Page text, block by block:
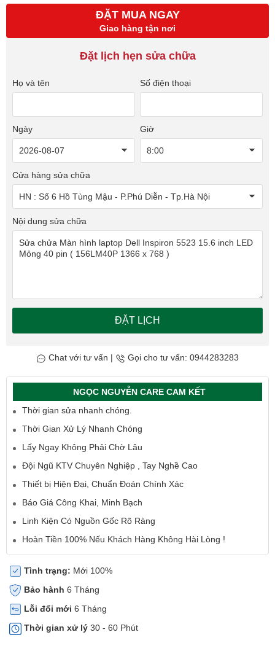
ĐẶT MUA NGAY
Giao hàng tận nơi
Đặt lịch hẹn sửa chữa
Họ và tên Số điện thoại
Ngày Giờ
Cửa hàng sửa chữa
Nội dung sửa chữa
ĐẶT LỊCH
Chat với tư vấn | Gọi cho tư vấn: 0944283283
NGỌC NGUYỄN CARE CAM KẾT
Thời gian sửa nhanh chóng.
Thời Gian Xử Lý Nhanh Chóng
Lấy Ngay Không Phải Chờ Lâu
Đội Ngũ KTV Chuyên Nghiệp , Tay Nghề Cao
Thiết bị Hiện Đại, Chuẩn Đoán Chính Xác
Báo Giá Công Khai, Minh Bạch
Linh Kiện Có Nguồn Gốc Rõ Ràng
Hoàn Tiền 100% Nếu Khách Hàng Không Hài Lòng !
Tình trạng: Mới 100%
Bảo hành 6 Tháng
Lỗi đổi mới 6 Tháng
Thời gian xử lý 30 - 60 Phút